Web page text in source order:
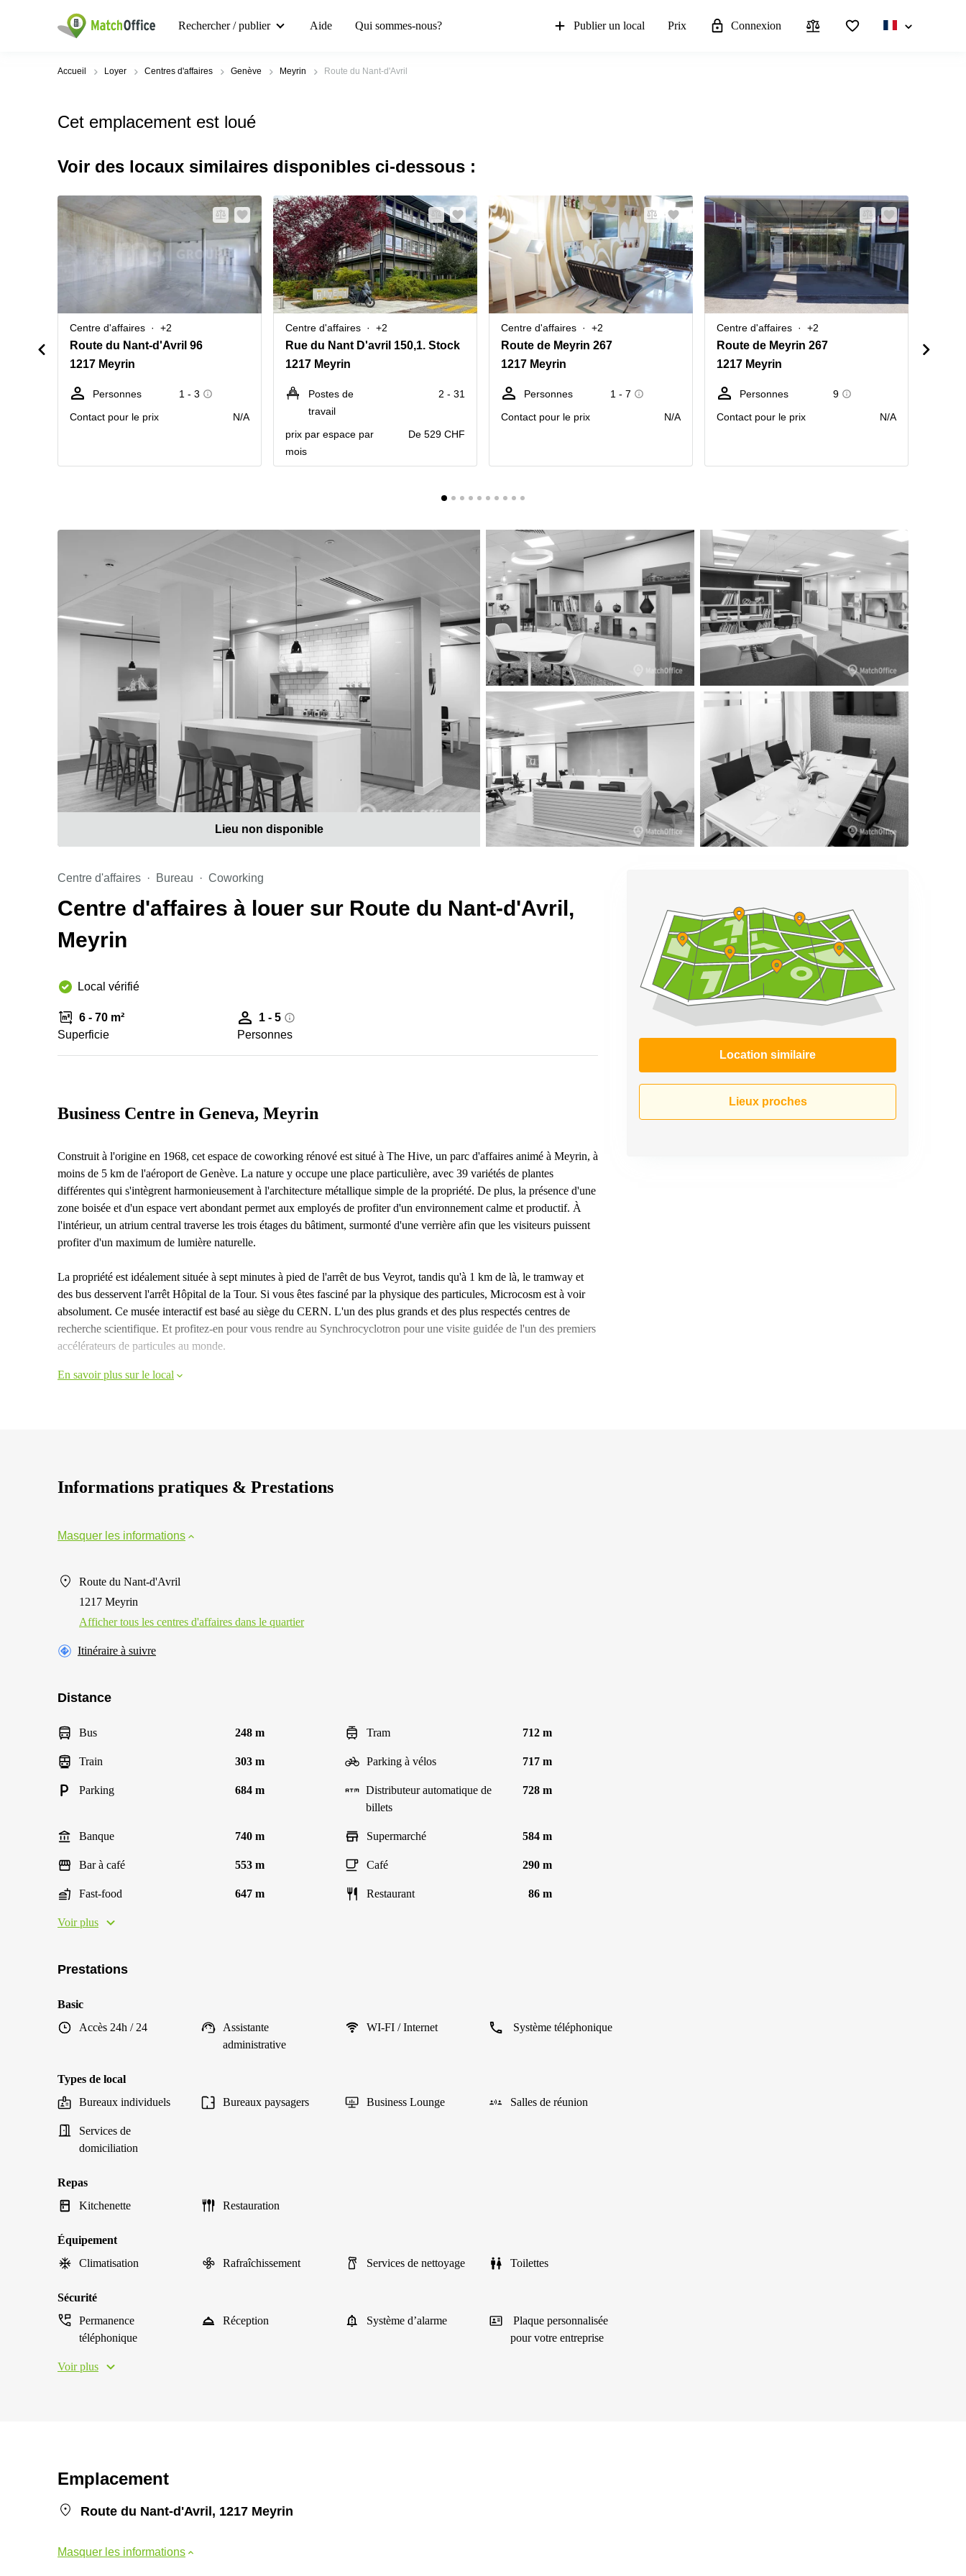
Rechercher / publier Aide Qui sommes-nous? Publier un local Prix Connexion
Accueil Loyer Centres d'affaires Genève Meyrin Route du Nant-d'Avril
Cet emplacement est loué
Voir des locaux similaires disponibles ci-dessous :
Centre d'affaires +2
Route du Nant-d'Avril 96
1217 Meyrin
Personnes
1 - 3
Contact pour le prix
N/A
Centre d'affaires +2
Rue du Nant D'avril 150,1. Stock
1217 Meyrin
Postes de
travail
2 - 31
prix par espace par
mois
De 529 CHF
Centre d'affaires +2
Route de Meyrin 267
1217 Meyrin
Personnes
1 - 7
Contact pour le prix
N/A
Centre d'affaires +2
Route de Meyrin 267
1217 Meyrin
Personnes
9
Contact pour le prix
N/A
Lieu non disponible
Centre d'affaires Bureau Coworking
Centre d'affaires à louer sur Route du Nant-d'Avril,
Meyrin
Local vérifié
6 - 70 m²
Superficie
1 - 5
Personnes
Location similaire
Lieux proches
Business Centre in Geneva, Meyrin
Construit à l'origine en 1968, cet espace de coworking rénové est situé à The Hive, un parc d'affaires animé à Meyrin, à
moins de 5 km de l'aéroport de Genève. La nature y occupe une place particulière, avec 39 variétés de plantes
différentes qui s'intègrent harmonieusement à l'architecture métallique simple de la propriété. De plus, la présence d'une
zone boisée et d'un espace vert abondant permet aux employés de profiter d'un environnement calme et productif. À
l'intérieur, un atrium central traverse les trois étages du bâtiment, surmonté d'une verrière afin que les visiteurs puissent
profiter d'un maximum de lumière naturelle.
La propriété est idéalement située à sept minutes à pied de l'arrêt de bus Veyrot, tandis qu'à 1 km de là, le tramway et
des bus desservent l'arrêt Hôpital de la Tour. Si vous êtes fasciné par la physique des particules, Microcosm est à voir
absolument. Ce musée interactif est basé au siège du CERN. L'un des plus grands et des plus respectés centres de
recherche scientifique. Et profitez-en pour vous rendre au Synchrocyclotron pour une visite guidée de l'un des premiers
accélérateurs de particules au monde.
En savoir plus sur le local
Informations pratiques & Prestations
Masquer les informations
Route du Nant-d'Avril
1217 Meyrin
Afficher tous les centres d'affaires dans le quartier
Itinéraire à suivre
Distance
Bus 248 m Tram 712 m
Train 303 m Parking à vélos 717 m
Parking 684 m
Distributeur automatique de
billets
728 m
Banque 740 m Supermarché 584 m
Bar à café 553 m Café 290 m
Fast-food 647 m Restaurant 86 m
Voir plus
Prestations
Basic
Accès 24h / 24
Assistante
administrative
WI-FI / Internet Système téléphonique
Types de local
Bureaux individuels
Bureaux paysagers Business Lounge Salles de réunion
Services de
domiciliation
Repas
Kitchenette
Restauration
Équipement
Climatisation
Rafraîchissement Services de nettoyage Toilettes
Sécurité
Permanence
téléphonique
Réception Système d’alarme
Plaque personnalisée
pour votre entreprise
Voir plus
Emplacement
Route du Nant-d'Avril, 1217 Meyrin
Masquer les informations